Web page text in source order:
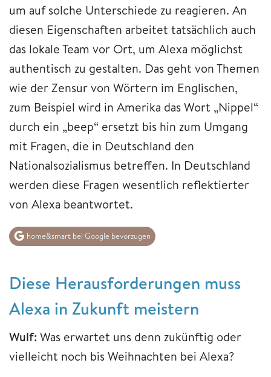
um auf solche Unterschiede zu reagieren. An
diesen Eigenschaften arbeitet tatsächlich auch
das lokale Team vor Ort, um Alexa möglichst
authentisch zu gestalten. Das geht von Themen
wie der Zensur von Wörtern im Englischen,
zum Beispiel wird in Amerika das Wort „Nippel“
durch ein „beep“ ersetzt bis hin zum Umgang
mit Fragen, die in Deutschland den
Nationalsozialismus betreffen. In Deutschland
werden diese Fragen wesentlich reflektierter
von Alexa beantwortet.
home&smart bei Google bevorzugen
Diese Herausforderungen muss
Alexa in Zukunft meistern
Wulf: Was erwartet uns denn zukünftig oder
vielleicht noch bis Weihnachten bei Alexa?